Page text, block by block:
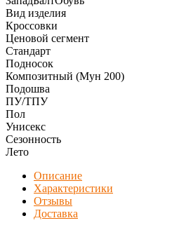
Вид изделия
Кроссовки
Ценовой сегмент
Стандарт
Подносок
Композитный (Мун 200)
Подошва
ПУ/ТПУ
Пол
Унисекс
Сезонность
Лето
Описание
Характеристики
Отзывы
Доставка